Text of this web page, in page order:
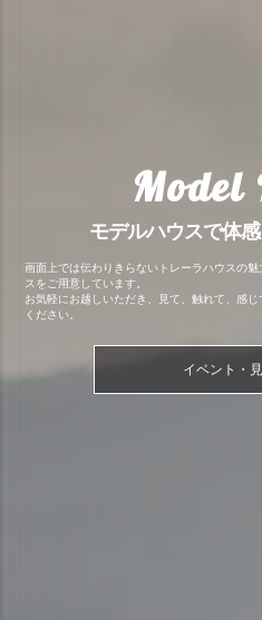
Model
モデルハウスで体
画面上では伝わりきらないトレーラハウスの
スをご用意しています。
お気軽にお越しいただき、見て、触れて、感
ください。
イベント・